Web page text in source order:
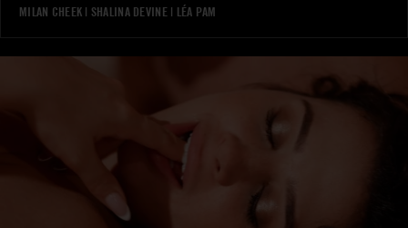
MILAN CHEEK | SHALINA DEVINE| LÉA PAM